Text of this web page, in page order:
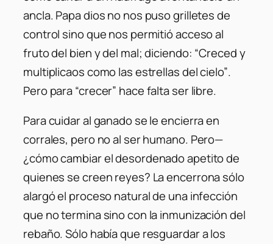
ancla. Papa dios no nos puso grilletes de
control sino que nos permitió acceso al
fruto del bien y del mal; diciendo: “Creced y
multiplicaos como las estrellas del cielo”.
Pero para “crecer” hace falta ser libre.
Para cuidar al ganado se le encierra en
corrales, pero no al ser humano. Pero—
¿cómo cambiar el desordenado apetito de
quienes se creen reyes? La encerrona sólo
alargó el proceso natural de una infección
que no termina sino con la inmunización del
rebaño. Sólo había que resguardar a los